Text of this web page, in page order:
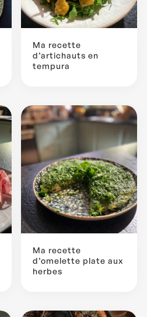
Ma recette
d’artichauts en
tempura
Ma recette
d’omelette plate aux
herbes